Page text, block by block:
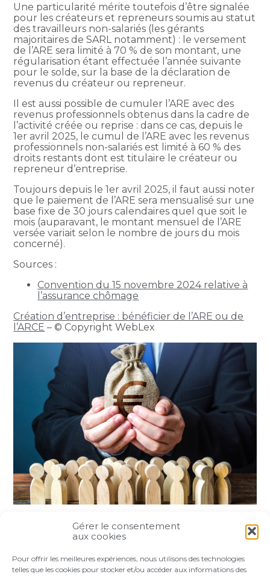
Gérer le consentement
aux cookies
Pour offrir les meilleures expériences, nous utilisons des technologies
telles que les cookies pour stocker et/ou accéder aux informations des
Une particularité mérite toutefois d’être signalée
pour les créateurs et repreneurs soumis au statut
des travailleurs non-salariés (les gérants
majoritaires de SARL notamment) : le versement
de l’ARE sera limité à 70 % de son montant, une
régularisation étant effectuée l’année suivante
pour le solde, sur la base de la déclaration de
revenus du créateur ou repreneur.
Il est aussi possible de cumuler l’ARE avec des
revenus professionnels obtenus dans la cadre de
l’activité créée ou reprise : dans ce cas, depuis le
1er avril 2025, le cumul de l’ARE avec les revenus
professionnels non-salariés est limité à 60 % des
droits restants dont est titulaire le créateur ou
repreneur d’entreprise.
Toujours depuis le 1er avril 2025, il faut aussi noter
que le paiement de l’ARE sera mensualisé sur une
base fixe de 30 jours calendaires quel que soit le
mois (auparavant, le montant mensuel de l’ARE
versée variait selon le nombre de jours du mois
concerné).
Sources :
Convention du 15 novembre 2024 relative à
l’assurance chômage
Création d’entreprise : bénéficier de l’ARE ou de
l’ARCE – © Copyright WebLex
FaceBook
TwitterLinkedIn